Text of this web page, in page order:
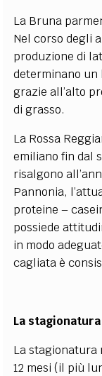
La Bruna
Nel corso degli
produzione di
determinano un
grazie all’alto
di grasso.
La Rossa
emiliano fin dal
risalgono
Pannonia,
proteine –
possiede
in modo
cagliata è
La stagionatura
La stagionatura
12 mesi (il più